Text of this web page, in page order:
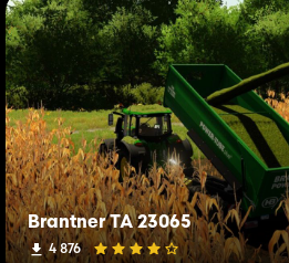
Brantner TA 23065
4 876